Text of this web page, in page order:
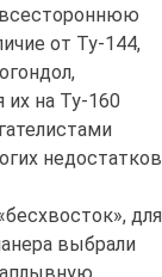
от Ту-144,
их на Ту-160
недостатков
для
выбрали